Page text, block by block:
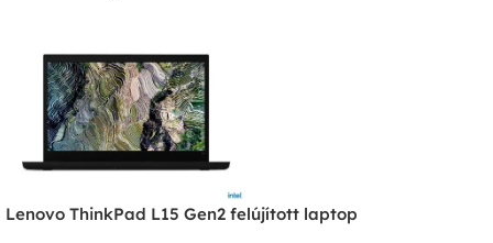
Lenovo ThinkPad L15 Gen2 felújított laptop